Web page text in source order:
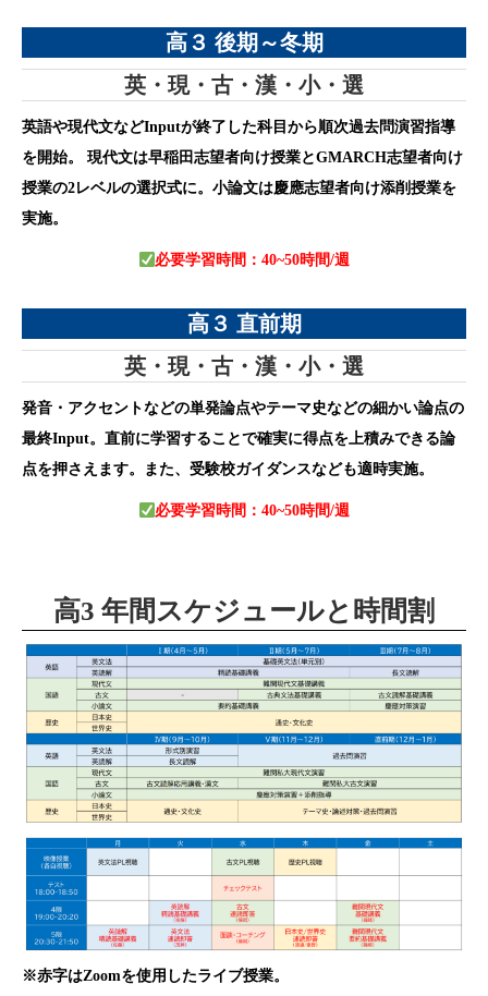
高３ 後期～冬期
英・現・古・漢・小・選
英語や現代文などInputが終了した科目から順次過去問演習指導
を開始。 現代文は早稲田志望者向け授業とGMARCH志望者向け
授業の2レベルの選択式に。小論文は慶應志望者向け添削授業を
実施。
必要学習時間：40~50時間/週
高３ 直前期
英・現・古・漢・小・選
発音・アクセントなどの単発論点やテーマ史などの細かい論点の
最終Input。直前に学習することで確実に得点を上積みできる論
点を押さえます。また、受験校ガイダンスなども適時実施。
必要学習時間：40~50時間/週
高3 年間スケジュールと時間割
※赤字はZoomを使用したライブ授業。